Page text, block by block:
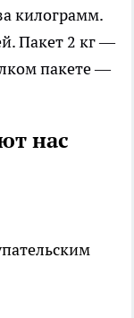
килограмм.
Пакет 2 кг —
пакете —
нас